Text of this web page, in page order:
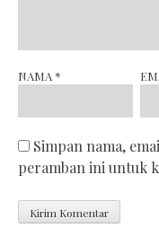
NAMA *
Simpan nama,
peramban ini untuk